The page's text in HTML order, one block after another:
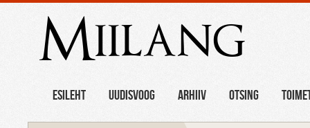
Miilang
ESILEHT UUDISVOOG ARHIIV OTSING